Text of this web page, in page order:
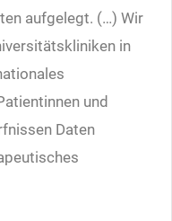
aufgelegt. (…) Wir
in
und
Daten